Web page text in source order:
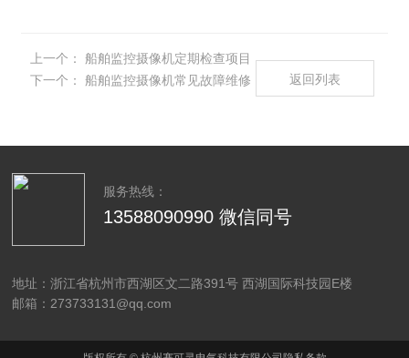
上一个：
船舶监控摄像机定期检查项目
下一个：
船舶监控摄像机常见故障维修 返回列表
服务热线：
13588090990 微信同号
地址：浙江省杭州市西湖区文二路391号 西湖国际科技园E楼
邮箱：273733131@qq.com